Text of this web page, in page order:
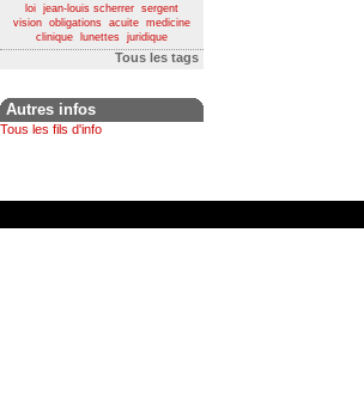
loi jean-louis scherrer
sergent
vision
obligations acuite
medicine
clinique
lunettes juridique
Tous les tags
Autres infos
Tous les fils d'info